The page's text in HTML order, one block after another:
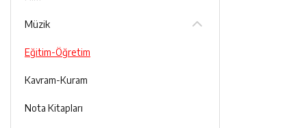
Müzik
Eğitim-Öğretim
Kavram-Kuram
Nota Kitapları